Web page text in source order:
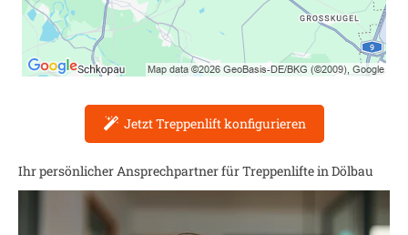
Jetzt Treppenlift konfigurieren
Ihr persönlicher Ansprechpartner für Treppenlifte inDölbau